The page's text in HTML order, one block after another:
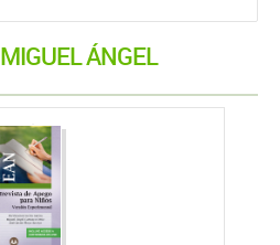
MIGUEL ÁNGEL